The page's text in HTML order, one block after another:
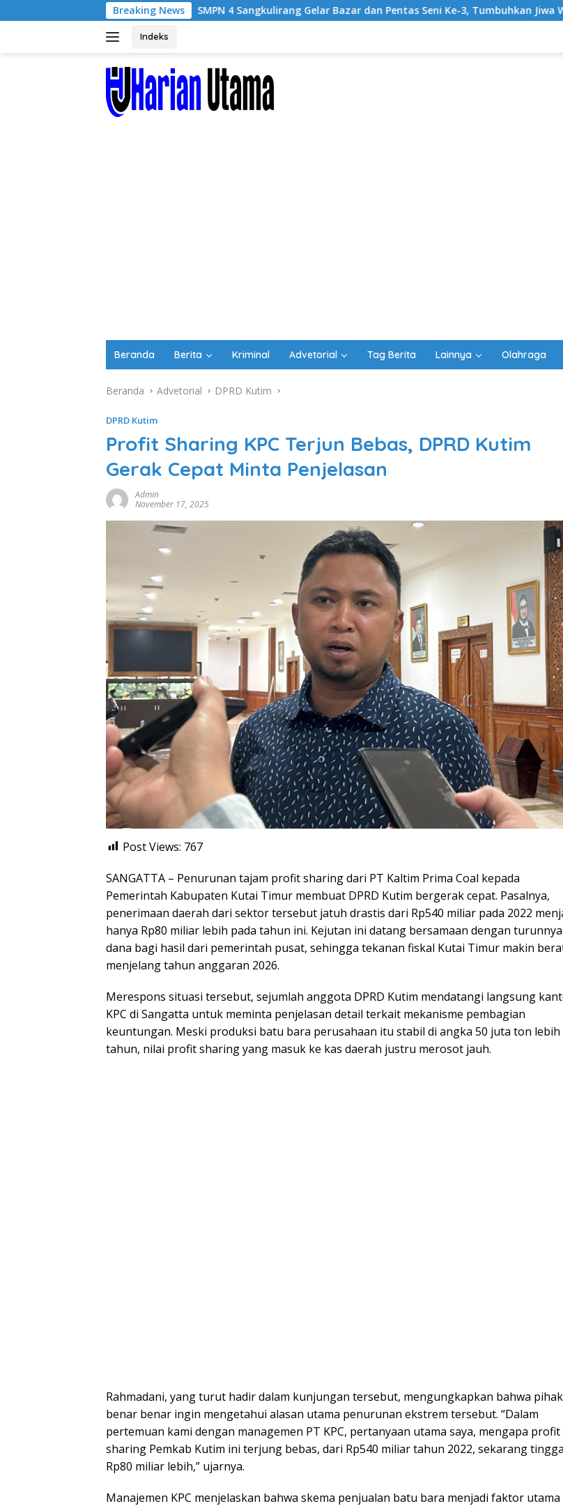
ke
Breaking News
SMPN 4 Sangkulirang Gelar Bazar dan Pentas Seni Ke-3, Tumbuhkan Jiwa Wirausaha Sejak Dini
Indeks
Beranda Berita Kriminal Advetorial Tag Berita Lainnya Olahraga
Beranda Advetorial DPRD Kutim
DPRD Kutim
Profit Sharing KPC Terjun Bebas, DPRD Kutim
Gerak Cepat Minta Penjelasan
Admin
November 17, 2025
Post Views: 767
SANGATTA – Penurunan tajam profit sharing dari PT Kaltim Prima Coal kepada
Pemerintah Kabupaten Kutai Timur membuat DPRD Kutim bergerak cepat. Pasalnya,
penerimaan daerah dari sektor tersebut jatuh drastis dari Rp540 miliar pada 2022
hanya Rp80 miliar lebih pada tahun ini. Kejutan ini datang bersamaan dengan turunnya
dana bagi hasil dari pemerintah pusat, sehingga tekanan fiskal Kutai Timur makin
menjelang tahun anggaran 2026.
Merespons situasi tersebut, sejumlah anggota DPRD Kutim mendatangi langsung
KPC di Sangatta untuk meminta penjelasan detail terkait mekanisme pembagian
keuntungan. Meski produksi batu bara perusahaan itu stabil di angka 50 juta ton
tahun, nilai profit sharing yang masuk ke kas daerah justru merosot jauh.
Rahmadani, yang turut hadir dalam kunjungan tersebut, mengungkapkan bahwa
benar benar ingin mengetahui alasan utama penurunan ekstrem tersebut. “Dalam
pertemuan kami dengan managemen PT KPC, pertanyaan utama saya, mengapa profit
sharing Pemkab Kutim ini terjung bebas, dari Rp540 miliar tahun 2022, sekarang
Rp80 miliar lebih,” ujarnya.
Manajemen KPC menjelaskan bahwa skema penjualan batu bara menjadi faktor utama